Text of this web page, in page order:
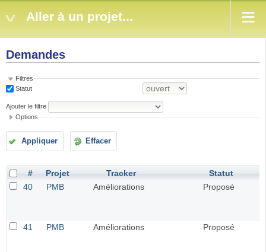
Aller à un projet...
Demandes
Filtres
Statut
Ajouter le filtre
Options
Appliquer Effacer
# Projet Tracker
Statut
40
PMB Améliorations Proposé
41 PMB Améliorations Proposé